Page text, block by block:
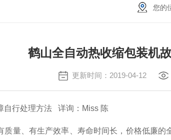
您的
鹤山全自动热收缩包装机
更新时间：2019-04-12
自行处理方法 详询：Miss 陈
质量、有生产效率、寿命时间长，价格低廉